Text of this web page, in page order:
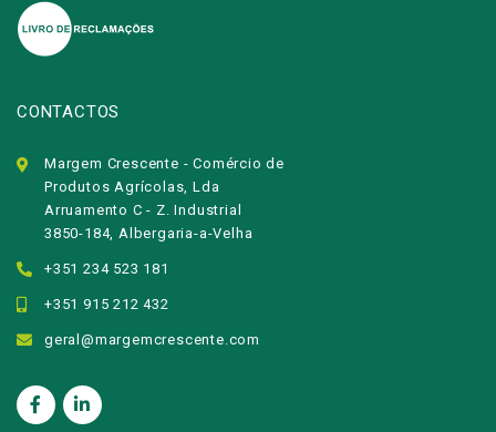
CONTACTOS
Margem Crescente - Comércio de
Produtos Agrícolas, Lda
Arruamento C - Z. Industrial
3850-184, Albergaria-a-Velha
+351 234 523 181
+351 915 212 432
geral@margemcrescente.com